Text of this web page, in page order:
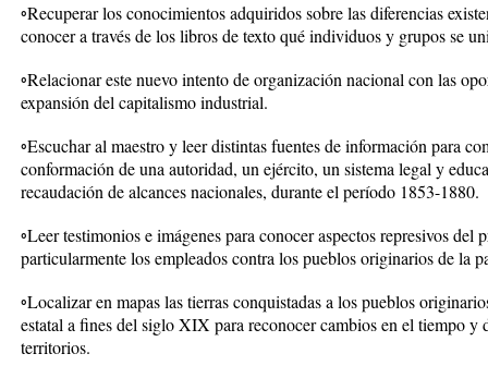
◦Recuperar los conocimientos adquiridos sobre las diferencias
conocer a través de los libros de texto qué individuos y grupos se
◦Relacionar este nuevo intento de organización nacional con las
expansión del capitalismo industrial.
◦Escuchar al maestro y leer distintas fuentes de información para
conformación de una autoridad, un ejército, un sistema legal y
recaudación de alcances nacionales, durante el período 1853-1880.
◦Leer testimonios e imágenes para conocer aspectos represivos del
particularmente los empleados contra los pueblos originarios de la
◦Localizar en mapas las tierras conquistadas a los pueblos
estatal a fines del siglo XIX para reconocer cambios en el tiempo y
territorios.